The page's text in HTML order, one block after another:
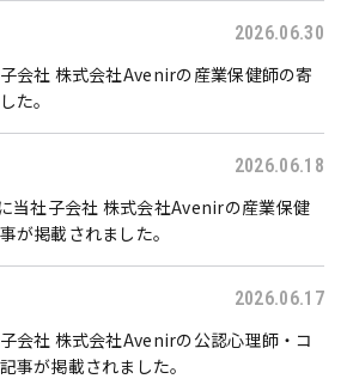
2026.06.30
会社 株式会社Avenirの産業保健師の寄
た。
2026.06.18
当社子会社 株式会社Avenirの産業保健
が掲載されました。
2026.06.17
会社 株式会社Avenirの公認心理師・コ
事が掲載されました。